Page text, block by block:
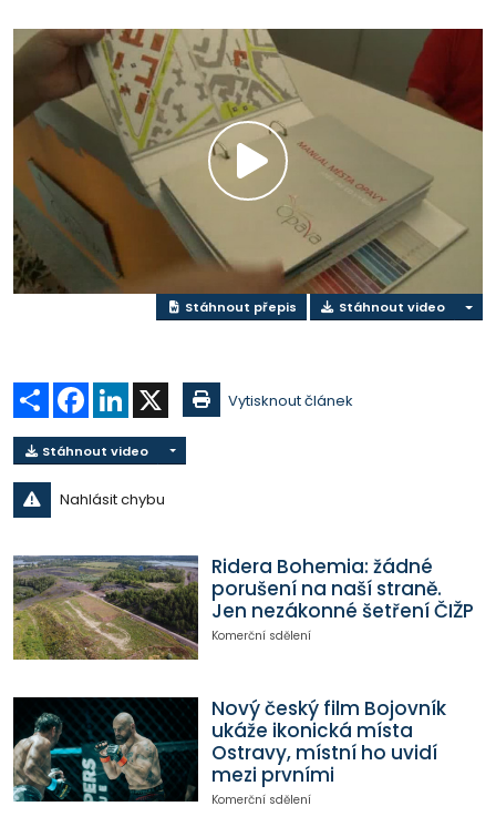
Přehrát
video
Stáhnout přepis Stáhnout video
Sdílet Facebook
LinkedIn Vytisknout článek
Stáhnout video
Nahlásit chybu
Ridera Bohemia: žádné
porušení na naší straně.
Jen nezákonné šetření ČIŽP
Komerční sdělení
Nový český film Bojovník
ukáže ikonická místa
Ostravy, místní ho uvidí
mezi prvními
Komerční sdělení